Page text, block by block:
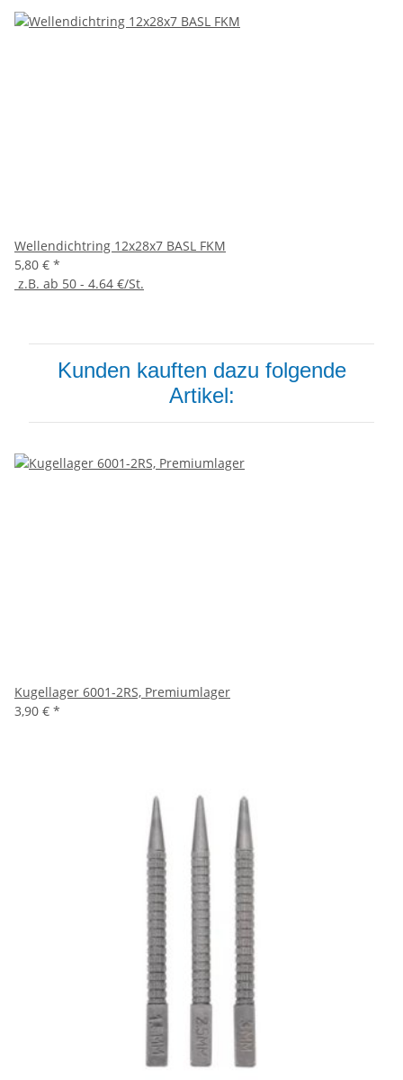
Wellendichtring 12x28x7 BASL FKM
5,80 € *
z.B. ab 50 - 4.64 €/St.
Kunden kauften dazu folgende
Artikel:
Kugellager 6001-2RS, Premiumlager
3,90 € *